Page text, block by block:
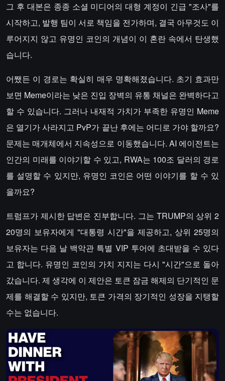
그 후 대본은 종종 소셜 미디어의 대형 계정이 긴급 "조사"를
시작하고, 발행 팀이 서로 책임을 전가하며, 결국 아무것도 이
루어지지 않고 유명인 코인의 개념이 이 혼란 속에서 탄생했
습니다.
어쨌든 이 경로는 확실히 매우 명확해졌습니다. 초기 효과만
보면 Meme이라는 낮은 진입 장벽의 유통 채널은 완벽하다고
할 수 있습니다. 그러나 내재적 가치가 부족한 유명인 Meme
은 열기가 사라지고 PvP가 끝난 후에는 어디로 가야 할까요?
문제는 매개체에서 지속성으로 이동했습니다. AI 에이전트는
인간의 미래를 이야기할 수 있고, RWA는 100조 달러의 경로
를 설명할 수 있지만, 유명인 코인은 어떤 이야기를 할 수 있
을까요?
트럼프가 제시한 답변은 진부합니다. 그는 TRUMP의 상위 2
20명의 보유자에게 "대통령 시간"을 제공하고, 상위 25명의
보유자는 다음 날 백악관 특별 VIP 투어에 초대받을 수 있다
고 합니다. 유명인 코인의 가치 지지는 다시 "시간"으로 돌아
갔습니다. 제 생각에 이 제안은 토큰 잠금 해제의 단기적인 문
제를 해결할 수 있지만, 토큰 가격의 장기적인 성장을 지탱할
수는 없습니다.